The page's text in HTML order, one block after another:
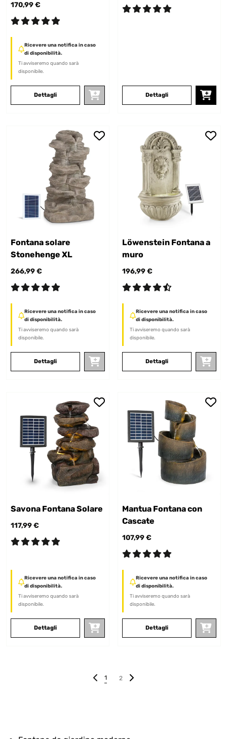
170,99 €
Ricevere una notifica in caso
di disponibilità.
Ti avviseremo quando sarà
disponibile.
Dettagli Dettagli
Fontana solare
Stonehenge XL
266,99 €
Ricevere una notifica in caso
di disponibilità.
Ti avviseremo quando sarà
disponibile.
Dettagli
Löwenstein Fontana a
muro
196,99 €
Ricevere una notifica in caso
di disponibilità.
Ti avviseremo quando sarà
disponibile.
Dettagli
Savona Fontana Solare
117,99 €
Ricevere una notifica in caso
di disponibilità.
Ti avviseremo quando sarà
disponibile.
Dettagli
Mantua Fontana con
Cascate
107,99 €
Ricevere una notifica in caso
di disponibilità.
Ti avviseremo quando sarà
disponibile.
Dettagli
1 2